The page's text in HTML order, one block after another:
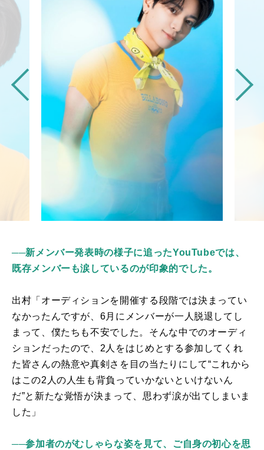
──新メンバー発表時の様子に追ったYouTubeでは、
既存メンバーも涙しているのが印象的でした。
出村「オーディションを開催する段階では決まってい
なかったんですが、 6月にメンバーが一人脱退してし
まって、僕たちも不安でした。そんな中でのオーディ
ションだったので、2人をはじめとする参加してくれ
た皆さんの熱意や真剣さを目の当たりにして“これから
はこの2人の人生も背負っていかないといけないん
だ”と新たな覚悟が決まって、思わず涙が出てしまいま
した」
──参加者のがむしゃらな姿を見て、ご自身の初心を思